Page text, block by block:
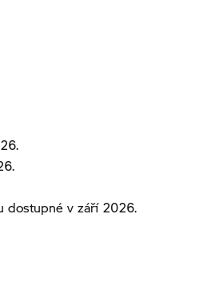
dostupné v září 2026.